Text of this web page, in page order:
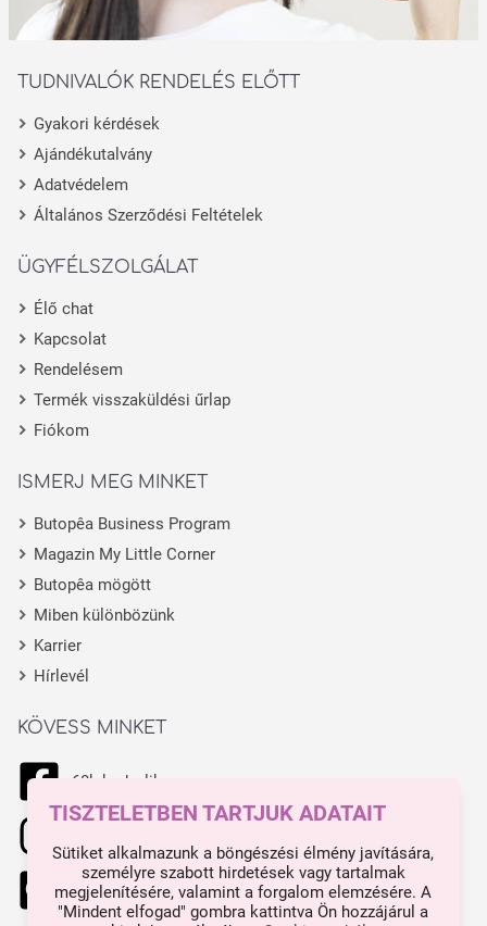
TUDNIVALÓK RENDELÉS ELŐTT
Gyakori kérdések
Ajándékutalvány
Adatvédelem
Általános Szerződési Feltételek
ÜGYFÉLSZOLGÁLAT
Élő chat
Kapcsolat
Rendelésem
Termék visszaküldési űrlap
Fiókom
ISMERJ MEG MINKET
Butopêa Business Program
Magazin My Little Corner
Butopêa mögött
Miben különbözünk
Karrier
Hírlevél
KÖVESS MINKET
68k kedvelik
444 kedvelik
TISZTELETBEN TARTJUK ADATAIT
Sütiket alkalmazunk a böngészési élmény javítására,
személyre szabott hirdetések vagy tartalmak
megjelenítésére, valamint a forgalom elemzésére. A
"Mindent elfogad" gombra kattintva Ön hozzájárul a